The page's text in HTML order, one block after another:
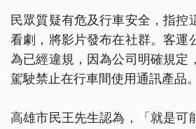
民眾質疑有危及行車安全，指控
看劇，將影片發布在社群。客運
為已經違規，因為公司明確規定
駕駛禁止在行車間使用通訊產品。
高雄市民王先生認為，「就是可